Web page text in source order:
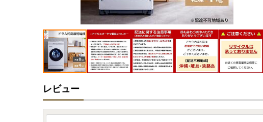
レビュー